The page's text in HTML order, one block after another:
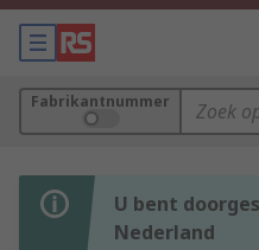
Fabrikantnummer
U bent
Nederland